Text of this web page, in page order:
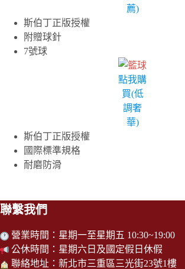
薦)
斯伯丁正版授權
附贈球針
7號球
點我購
買(低
調奢
華)
斯伯丁正版授權
國際標準規格
耐磨防滑
聯繫我們
營業時間：星期一至星期五 10:30~19:00
公休時間：星期六日及國定假日休假
聯絡地址：新北市三重區三光街23號1樓